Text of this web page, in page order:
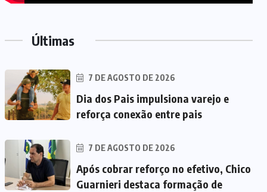
Últimas
7 DE AGOSTO DE 2026
Dia dos Pais impulsiona varejo e
reforça conexão entre pais
7 DE AGOSTO DE 2026
Após cobrar reforço no efetivo, Chico
Guarnieri destaca formação de